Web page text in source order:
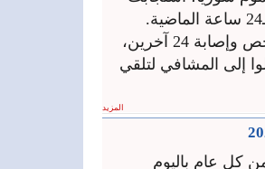
وأفاد الدفاع المدني، عبر قناته على التلغرام اليوم الإثنين، بوفاة شخص وإصابة 24 آخرين،
إلى المشافي لتلقي
المزيد
كل عام باليوم